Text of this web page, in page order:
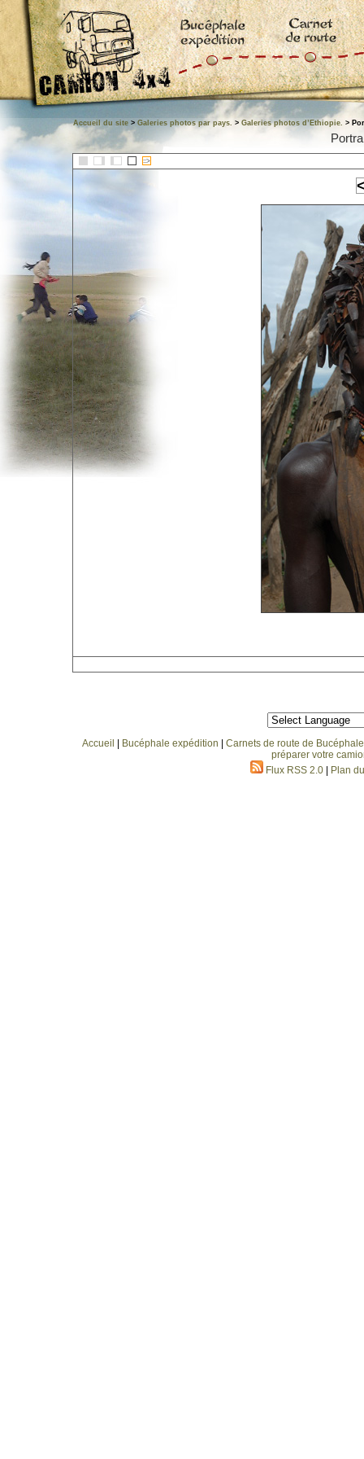
Accueil du site > Galeries photos par pays. > Galeries photos d’Ethiopie. >
::>
Accueil Bucéphale expédition
Carnets de route de
préparer votre
Flux RSS 2.0
Plan